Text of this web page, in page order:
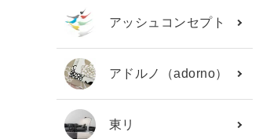
アッシュコンセプト
アドルノ（adorno）
東リ